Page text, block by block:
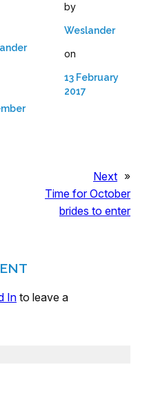
by
Weslander
on
13 February
2017
Next »
Time for October
brides to enter
In to leave a